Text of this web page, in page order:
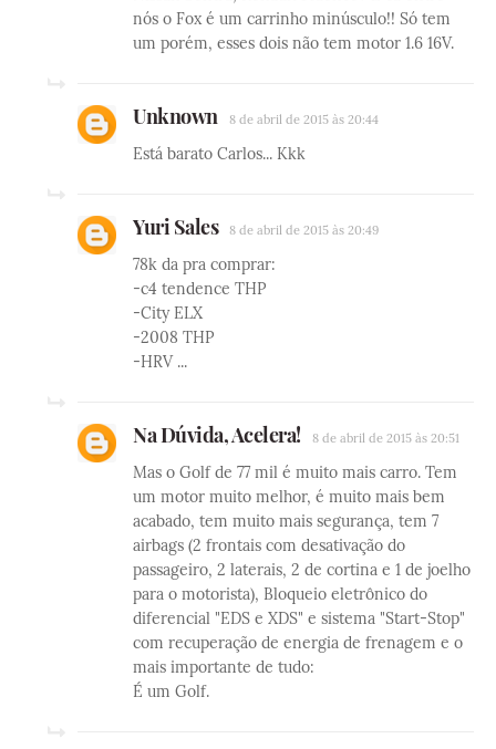
nós o Fox é um carrinho minúsculo!! Só tem
um porém, esses dois não tem motor 1.6 16V.
Unknown 8 de abril de 2015 às 20:44
Está barato Carlos... Kkk
Yuri Sales 8 de abril de 2015 às 20:49
78k da pra comprar:
-c4 tendence THP
-City ELX
-2008 THP
-HRV ...
Na Dúvida, Acelera! 8 de abril de 2015 às 20:51
Mas o Golf de 77 mil é muito mais carro. Tem
um motor muito melhor, é muito mais bem
acabado, tem muito mais segurança, tem 7
airbags (2 frontais com desativação do
passageiro, 2 laterais, 2 de cortina e 1 de joelho
para o motorista), Bloqueio eletrônico do
diferencial "EDS e XDS" e sistema "Start-Stop"
com recuperação de energia de frenagem e o
mais importante de tudo:
É um Golf.